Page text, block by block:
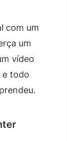
com um
um
vídeo
e todo